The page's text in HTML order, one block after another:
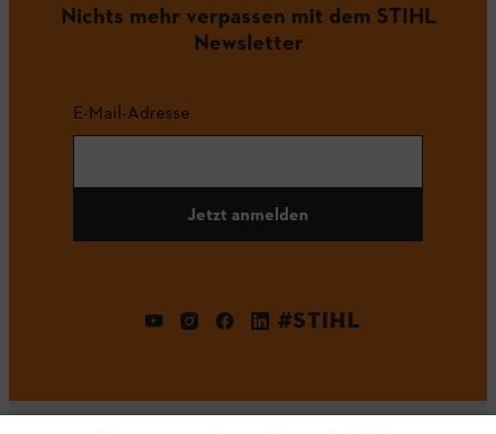
Nichts mehr verpassen mit dem STIHL
Newsletter
E-Mail-Adresse
Jetzt anmelden
#STIHL